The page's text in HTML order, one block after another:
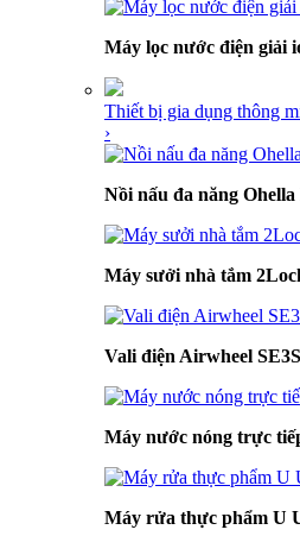
Máy lọc nước điện giải
Thiết bị gia dụng thông
›
Nồi nấu đa năng
Máy sưởi nhà tắm
Vali điện Airwheel
Máy nước nóng trực
Máy rửa thực phẩm U